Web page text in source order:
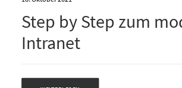
Step by Step zum
Intranet